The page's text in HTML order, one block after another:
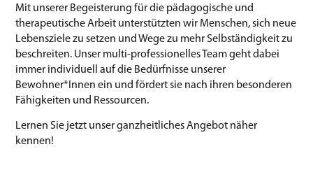
Mit unserer Begeisterung für die pädagogische und
therapeutische Arbeit unterstützten wir Menschen, sich neue
Lebensziele zu setzen und Wege zu mehr Selbständigkeit zu
beschreiten. Unser multi-professionelles Team geht dabei
immer individuell auf die Bedürfnisse unserer
Bewohner*Innen ein und fördert sie nach ihren besonderen
Fähigkeiten und Ressourcen.
Lernen Sie jetzt unser ganzheitliches Angebot näher
kennen!